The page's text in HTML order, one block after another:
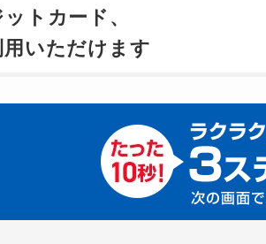
トカード、
いただけます